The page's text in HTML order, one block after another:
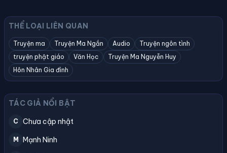
THỂ LOẠI LIÊN QUAN
Truyện ma Truyện Ma Ngắn Audio
Truyện ngôn tình
truyện phật giáo
Văn Học
Truyện Ma Nguyễn Huy
Hôn Nhân Gia đình
TÁC GIẢ NỔI BẬT
C Chưa cập nhật
M Mạnh Ninh